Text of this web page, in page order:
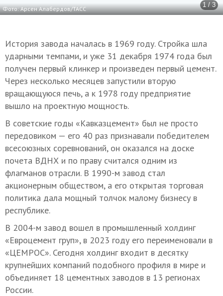
1 / 3
Фото: Арсен Алабердов/ТАСС
История завода началась в 1969 году. Стройка шла
ударными темпами, и уже 31 декабря 1974 года был
получен первый клинкер и произведен первый цемент.
Через несколько месяцев запустили вторую
вращающуюся печь, а к 1978 году предприятие
вышло на проектную мощность.
В советские годы «Кавказцемент» был не просто
передовиком — его 40 раз признавали победителем
всесоюзных соревнований, он оказался на доске
почета ВДНХ и по праву считался одним из
флагманов отрасли. В 1990-м завод стал
акционерным обществом, а его открытая торговая
политика дала мощный толчок малому бизнесу в
республике.
В 2004-м завод вошел в промышленный холдинг
«Евроцемент груп», в 2023 году его переименовали в
«ЦЕМРОС». Сегодня холдинг входит в десятку
крупнейших компаний подобного профиля в мире и
объединяет 18 цементных заводов в 13 регионах
России.